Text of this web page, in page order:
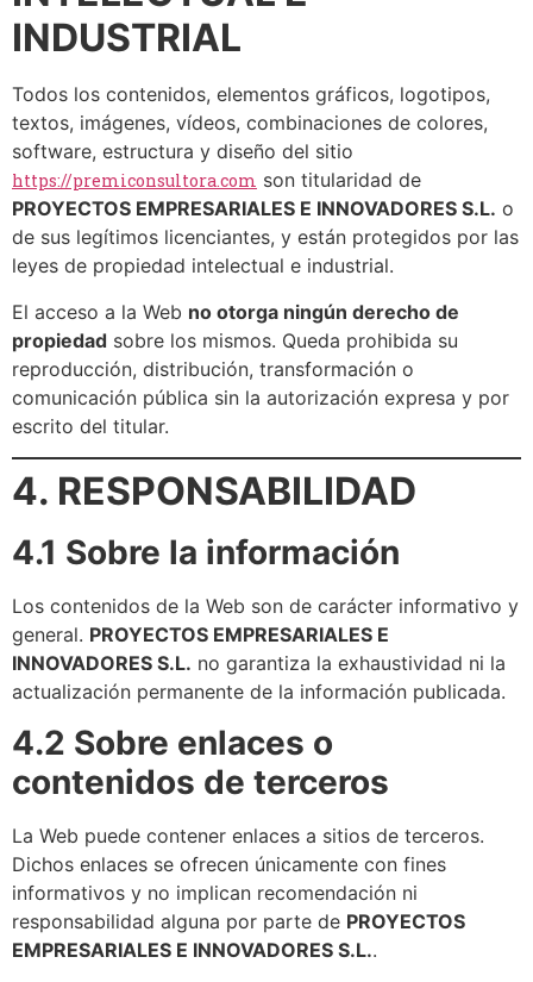
INDUSTRIAL
Todos los contenidos, elementos gráficos, logotipos,
textos, imágenes, vídeos, combinaciones de colores,
software, estructura y diseño del sitio
https://premiconsultora.com son titularidad de
PROYECTOS EMPRESARIALES E INNOVADORES S.L. o
de sus legítimos licenciantes, y están protegidos por las
leyes de propiedad intelectual e industrial.
El acceso a la Web no otorga ningún derecho de
propiedad sobre los mismos. Queda prohibida su
reproducción, distribución, transformación o
comunicación pública sin la autorización expresa y por
escrito del titular.
4. RESPONSABILIDAD
4.1 Sobre la información
Los contenidos de la Web son de carácter informativo y
general. PROYECTOS EMPRESARIALES E
INNOVADORES S.L. no garantiza la exhaustividad ni la
actualización permanente de la información publicada.
4.2 Sobre enlaces o
contenidos de terceros
La Web puede contener enlaces a sitios de terceros.
Dichos enlaces se ofrecen únicamente con fines
informativos y no implican recomendación ni
responsabilidad alguna por parte de PROYECTOS
EMPRESARIALES E INNOVADORES S.L..